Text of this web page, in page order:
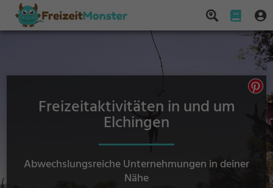
Freizeitaktivitäten in und um
Elchingen
Abwechslungsreiche Unternehmungen in deiner
Nähe